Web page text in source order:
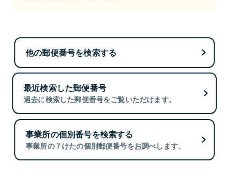
他の郵便番号を検索する
最近検索した郵便番号
過去に検索した郵便番号をご覧いただけます。
事業所の個別番号を検索する
事業所の７けたの個別郵便番号をお調べします。